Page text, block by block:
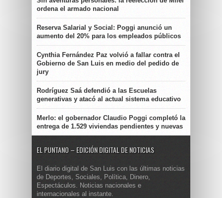
ordena el armado nacional
Reserva Salarial y Social: Poggi anunció un
aumento del 20% para los empleados públicos
Cynthia Fernández Paz volvió a fallar contra el
Gobierno de San Luis en medio del pedido de
jury
Rodríguez Saá defendió a las Escuelas
generativas y atacó al actual sistema educativo
Merlo: el gobernador Claudio Poggi completó la
entrega de 1.529 viviendas pendientes y nuevas
EL PUNTANO – EDICIÓN DIGITAL DE NOTICIAS
El diario digital de San Luis con las últimas noticias
de Deportes, Sociales, Política, Dinero,
Espectáculos. Noticias nacionales e
internacionales al instante.